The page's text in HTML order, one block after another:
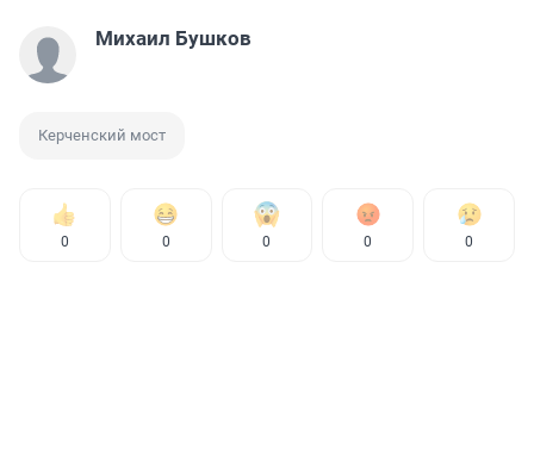
Михаил Бушков
Керченский мост
0 0 0 0 0